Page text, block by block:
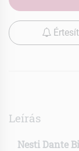
Leírás
Nesti Dante